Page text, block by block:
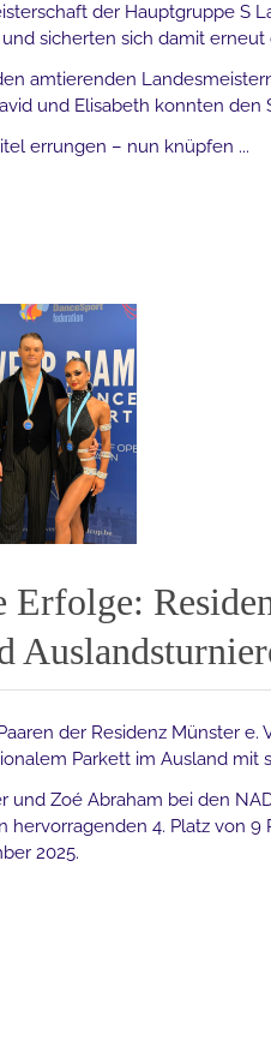
der Hauptgruppe S
sicherten sich damit
amtierenden
und Elisabeth konnten den
errungen – nun knüpfen ...
Erfolge:
der Residenz Münster e.
Parkett im Ausland mit
Zoé Abraham bei den
4. Platz von 9
2025.